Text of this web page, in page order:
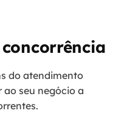
do atendimento
seu negócio a